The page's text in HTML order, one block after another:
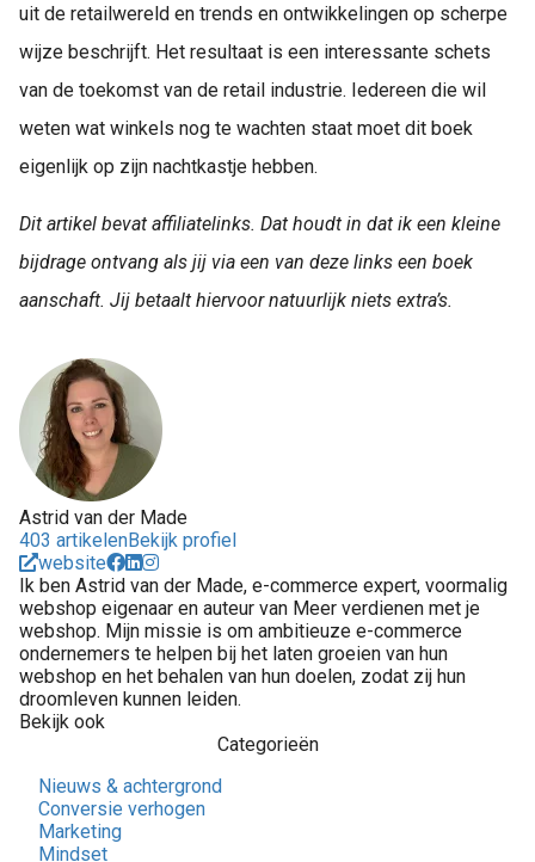
uit de retailwereld en trends en ontwikkelingen op scherpe
wijze beschrijft. Het resultaat is een interessante schets
van de toekomst van de retail industrie. Iedereen die wil
weten wat winkels nog te wachten staat moet dit boek
eigenlijk op zijn nachtkastje hebben.
Dit artikel bevat affiliatelinks. Dat houdt in dat ik een kleine
bijdrage ontvang als jij via een van deze links een boek
aanschaft. Jij betaalt hiervoor natuurlijk niets extra’s.
Astrid van der Made
403 artikelenBekijk profiel
website
Ik ben Astrid van der Made, e-commerce expert, voormalig
webshop eigenaar en auteur van Meer verdienen met je
webshop. Mijn missie is om ambitieuze e-commerce
ondernemers te helpen bij het laten groeien van hun
webshop en het behalen van hun doelen, zodat zij hun
droomleven kunnen leiden.
Bekijk ook
Categorieën
Nieuws & achtergrond
Conversie verhogen
Marketing
Mindset